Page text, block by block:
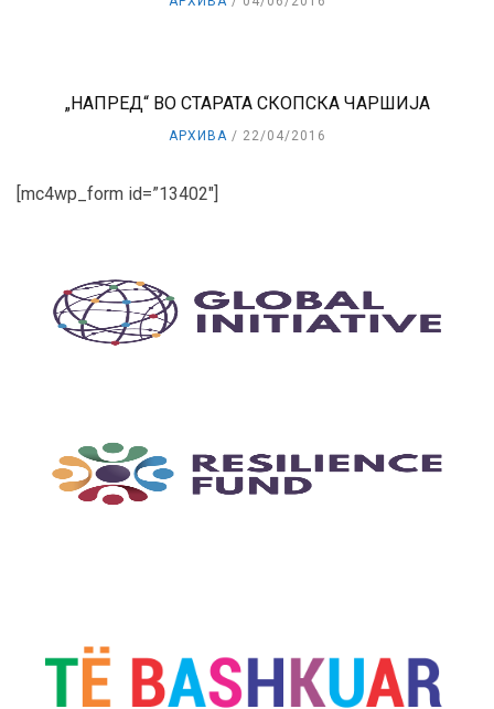
„НАПРЕД“ ВО СТАРАТА СКОПСКА ЧАРШИЈА
АРХИВА 22/04/2016
[mc4wp_form id=”13402″]